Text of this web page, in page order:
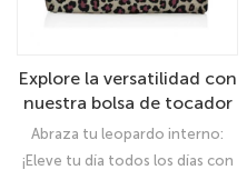
Explore la versatilidad con
nuestra bolsa de tocador
multifuncional de
Leopard Print
Abraza tu leopardo interno:
¡Eleve tu día todos los días con